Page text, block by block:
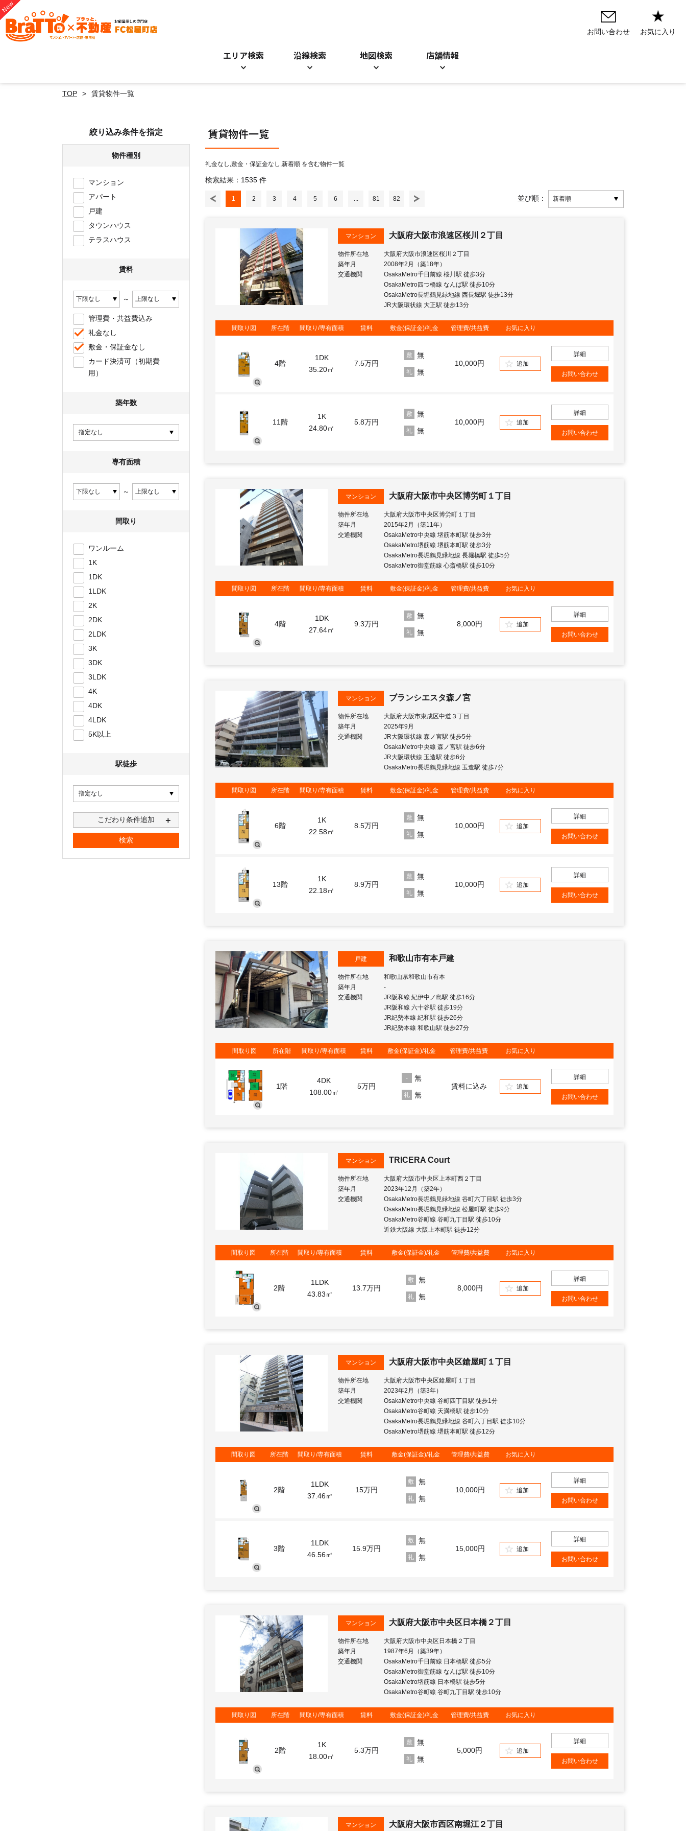
お問い合わせ お気に入り
エリア検索 沿線検索 地図検索 店舗情報
TOP 賃貸物件一覧
絞り込み条件を指定
物件種別
マンション
アパート
戸建
タウンハウス
テラスハウス
賃料
～
管理費・共益費込み
礼金なし
敷金・保証金なし
カード決済可（初期費
用）
築年数
専有面積
～
間取り
ワンルーム
1K
1DK
1LDK
2K
2DK
2LDK
3K
3DK
3LDK
4K
4DK
4LDK
5K以上
駅徒歩
こだわり条件追加 ＋
検索
賃貸物件一覧
礼金なし,敷金・保証金なし,新着順 を含む物件一覧
検索結果：1535 件
1 2 3 4 5 6 ... 81 82 並び順：
マンション 大阪府大阪市浪速区桜川２丁目
物件所在地
大阪府大阪市浪速区桜川２丁目
築年月
2008年2月（築18年）
交通機関
OsakaMetro千日前線 桜川駅 徒歩3分
OsakaMetro四つ橋線 なんば駅 徒歩10分
OsakaMetro長堀鶴見緑地線 西長堀駅 徒歩13分
JR大阪環状線 大正駅 徒歩13分
間取り図 所在階 間取り/専有面積 賃料 敷金(保証金)/礼金 管理費/共益費 お気に入り
4階
1DK
35.20㎡
7.5万円
敷 無
礼 無
10,000円 追加
詳細
お問い合わせ
11階
1K
24.80㎡
5.8万円
敷 無
礼 無
10,000円 追加
詳細
お問い合わせ
マンション 大阪府大阪市中央区博労町１丁目
物件所在地
大阪府大阪市中央区博労町１丁目
築年月
2015年2月（築11年）
交通機関
OsakaMetro中央線 堺筋本町駅 徒歩3分
OsakaMetro堺筋線 堺筋本町駅 徒歩3分
OsakaMetro長堀鶴見緑地線 長堀橋駅 徒歩5分
OsakaMetro御堂筋線 心斎橋駅 徒歩10分
間取り図 所在階 間取り/専有面積 賃料 敷金(保証金)/礼金 管理費/共益費 お気に入り
4階
1DK
27.64㎡
9.3万円
敷 無
礼 無
8,000円 追加
詳細
お問い合わせ
マンション ブランシエスタ森ノ宮
物件所在地
大阪府大阪市東成区中道３丁目
築年月
2025年9月
交通機関
JR大阪環状線 森ノ宮駅 徒歩5分
OsakaMetro中央線 森ノ宮駅 徒歩6分
JR大阪環状線 玉造駅 徒歩6分
OsakaMetro長堀鶴見緑地線 玉造駅 徒歩7分
間取り図 所在階 間取り/専有面積 賃料 敷金(保証金)/礼金 管理費/共益費 お気に入り
6階
1K
22.58㎡
8.5万円
敷 無
礼 無
10,000円 追加
詳細
お問い合わせ
13階
1K
22.18㎡
8.9万円
敷 無
礼 無
10,000円 追加
詳細
お問い合わせ
戸建 和歌山市有本戸建
物件所在地
和歌山県和歌山市有本
築年月
-
交通機関
JR阪和線 紀伊中ノ島駅 徒歩16分
JR阪和線 六十谷駅 徒歩19分
JR紀勢本線 紀和駅 徒歩26分
JR紀勢本線 和歌山駅 徒歩27分
間取り図 所在階 間取り/専有面積 賃料 敷金(保証金)/礼金 管理費/共益費 お気に入り
1階
4DK
108.00㎡
5万円
- 無
礼 無
賃料に込み 追加
詳細
お問い合わせ
マンション TRICERA Court
物件所在地
大阪府大阪市中央区上本町西２丁目
築年月
2023年12月（築2年）
交通機関
OsakaMetro長堀鶴見緑地線 谷町六丁目駅 徒歩3分
OsakaMetro長堀鶴見緑地線 松屋町駅 徒歩9分
OsakaMetro谷町線 谷町九丁目駅 徒歩10分
近鉄大阪線 大阪上本町駅 徒歩12分
間取り図 所在階 間取り/専有面積 賃料 敷金(保証金)/礼金 管理費/共益費 お気に入り
2階
1LDK
43.83㎡
13.7万円
敷 無
礼 無
8,000円 追加
詳細
お問い合わせ
マンション 大阪府大阪市中央区鎗屋町１丁目
物件所在地
大阪府大阪市中央区鎗屋町１丁目
築年月
2023年2月（築3年）
交通機関
OsakaMetro中央線 谷町四丁目駅 徒歩1分
OsakaMetro谷町線 天満橋駅 徒歩10分
OsakaMetro長堀鶴見緑地線 谷町六丁目駅 徒歩10分
OsakaMetro堺筋線 堺筋本町駅 徒歩12分
間取り図 所在階 間取り/専有面積 賃料 敷金(保証金)/礼金 管理費/共益費 お気に入り
2階
1LDK
37.46㎡
15万円
敷 無
礼 無
10,000円 追加
詳細
お問い合わせ
3階
1LDK
46.56㎡
15.9万円
敷 無
礼 無
15,000円 追加
詳細
お問い合わせ
マンション 大阪府大阪市中央区日本橋２丁目
物件所在地
大阪府大阪市中央区日本橋２丁目
築年月
1987年6月（築39年）
交通機関
OsakaMetro千日前線 日本橋駅 徒歩5分
OsakaMetro御堂筋線 なんば駅 徒歩10分
OsakaMetro堺筋線 日本橋駅 徒歩5分
OsakaMetro谷町線 谷町九丁目駅 徒歩10分
間取り図 所在階 間取り/専有面積 賃料 敷金(保証金)/礼金 管理費/共益費 お気に入り
2階
1K
18.00㎡
5.3万円
敷 無
礼 無
5,000円 追加
詳細
お問い合わせ
マンション 大阪府大阪市西区南堀江２丁目